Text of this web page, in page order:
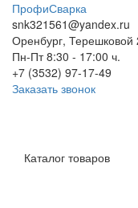
ПрофиСварка
snk321561@yandex.ru
Оренбург, Терешковой
Пн-Пт 8:30 - 17:00 ч.
+7 (3532) 97-17-49
Заказать звонок
Каталог товаров